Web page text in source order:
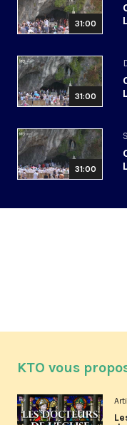
31:00
31:00
31:00
KTO vous